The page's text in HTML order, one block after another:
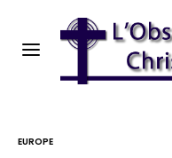
EUROPE